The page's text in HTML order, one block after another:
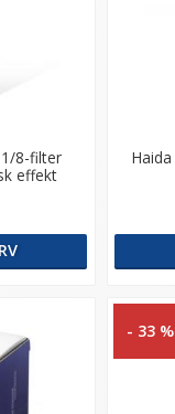
8-filter
effekt
- 33 %